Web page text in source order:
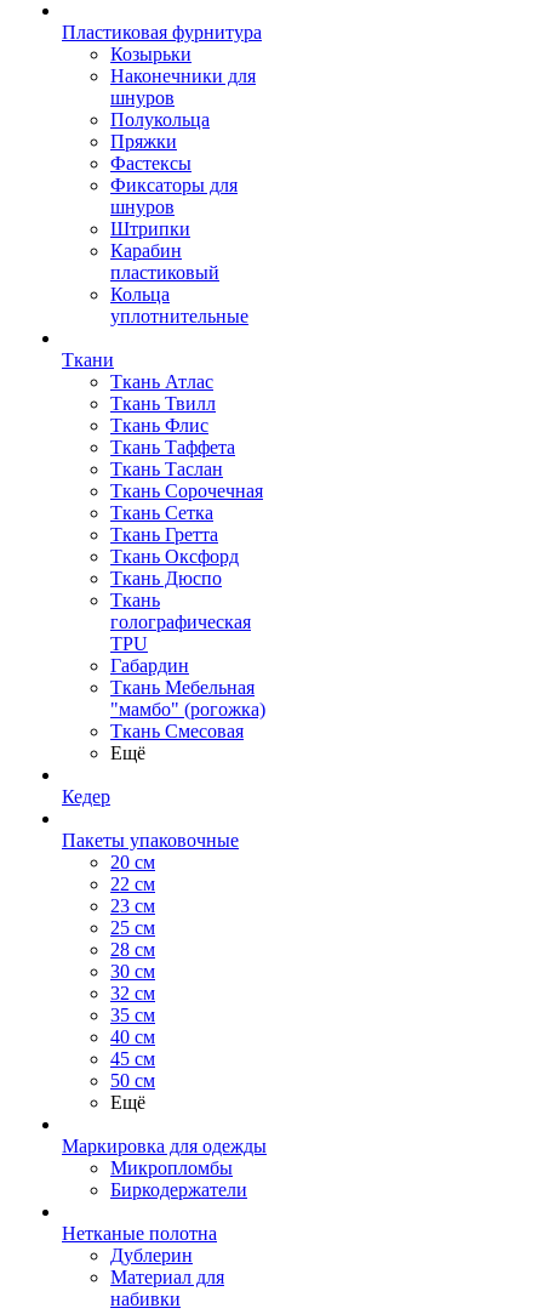
Пластиковая фурнитура
Козырьки
Наконечники для
шнуров
Полукольца
Пряжки
Фастексы
Фиксаторы для
шнуров
Штрипки
Карабин
пластиковый
Кольца
уплотнительные
Ткани
Ткань Атлас
Ткань Твилл
Ткань Флис
Ткань Таффета
Ткань Таслан
Ткань Сорочечная
Ткань Сетка
Ткань Гретта
Ткань Оксфорд
Ткань Дюспо
Ткань
голографическая
TPU
Габардин
Ткань Мебельная
"мамбо" (рогожка)
Ткань Смесовая
Ещё
Кедер
Пакеты упаковочные
20 см
22 см
23 см
25 см
28 см
30 см
32 см
35 см
40 см
45 см
50 см
Ещё
Маркировка для одежды
Микропломбы
Биркодержатели
Нетканые полотна
Дублерин
Материал для
набивки